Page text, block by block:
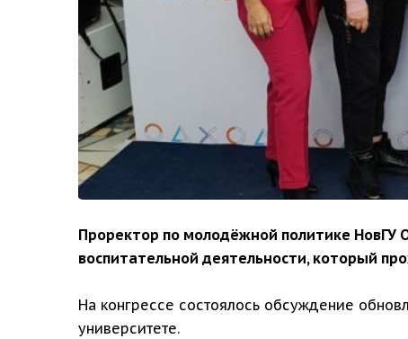
Проректор по молодёжной политике НовГУ
воспитательной деятельности, который
На конгрессе состоялось обсуждение
университете.